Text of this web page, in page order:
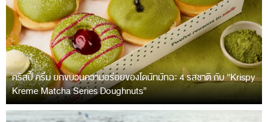
คริสปี้ ครีม ยกขบวนความอร่อยของโดนัทมัทฉะ 4 รสชาติ กับ “Krispy
Kreme Matcha Series Doughnuts”